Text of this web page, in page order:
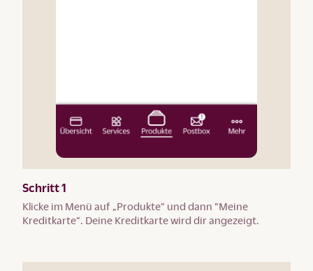
Schritt 1
Klicke im Menü auf „Produkte” und dann "Meine
Kreditkarte". Deine Kreditkarte wird dir angezeigt.